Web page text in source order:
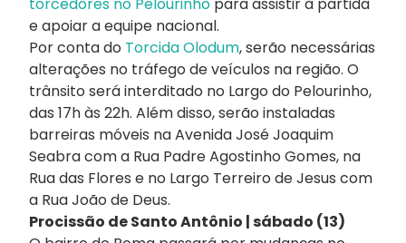
e apoiar a equipe nacional.
Por conta do Torcida Olodum, serão necessárias
alterações no tráfego de veículos na região. O
trânsito será interditado no Largo do Pelourinho,
das 17h às 22h. Além disso, serão instaladas
barreiras móveis na Avenida José Joaquim
Seabra com a Rua Padre Agostinho Gomes, na
Rua das Flores e no Largo Terreiro de Jesus com
a Rua João de Deus.
Procissão de Santo Antônio | sábado (13)